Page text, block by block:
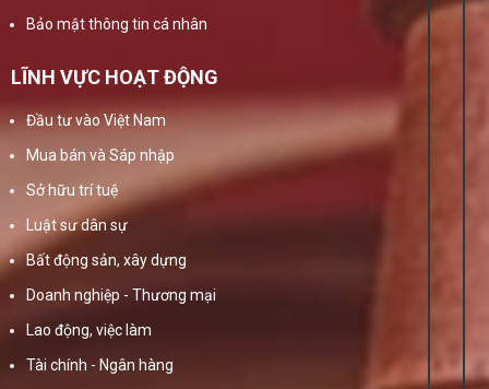
Bảo mật thông tin cá nhân
LĨNH VỰC HOẠT ĐỘNG
Đầu tư vào Việt Nam
Mua bán và Sáp nhập
Sở hữu trí tuệ
Luật sư dân sự
Bất động sản, xây dựng
Doanh nghiệp - Thương mại
Lao động, việc làm
Tài chính - Ngân hàng